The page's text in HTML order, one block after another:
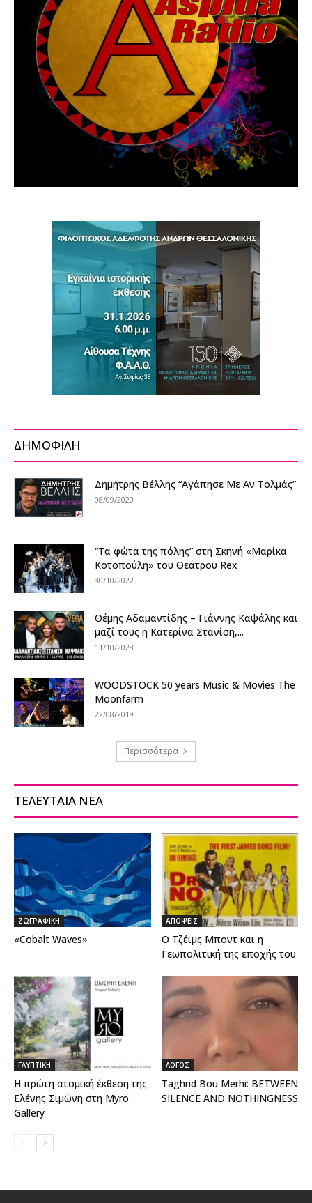
ΔΗΜΟΦΙΛΗ
Δημήτρης Βέλλης “Αγάπησε Με Αν Τολμάς”
08/09/2020
“Τα φώτα της πόλης” στη Σκηνή «Μαρίκα
Κοτοπούλη» του Θεάτρου Rex
30/10/2022
Θέμης Αδαμαντίδης – Γιάννης Καψάλης και
μαζί τους η Κατερίνα Στανίση,...
11/10/2023
WOODSTOCK 50 years Music & Movies The
Moonfarm
22/08/2019
Περισσότερα
ΤΕΛΕΥΤΑΙΑ ΝΕΑ
ΖΩΓΡΑΦΙΚΗ
«Cobalt Waves»
ΑΠΟΨΕΙΣ
Ο Τζέιμς Μποντ και η
Γεωπολιτική της εποχής του
ΓΛΥΠΤΙΚΗ
Η πρώτη ατομική έκθεση της
Ελένης Σιμώνη στη Myro
Gallery
ΛΟΓΟΣ
Taghrid Bou Merhi: BETWEEN
SILENCE AND NOTHINGNESS